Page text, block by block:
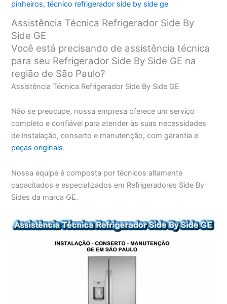
pinheiros,técnico refrigerador side by side ge
Assistência Técnica Refrigerador Side By
Side GE
Você está precisando de assistência técnica
para seu Refrigerador Side By Side GE na
região de São Paulo?
Assistência Técnica Refrigerador Side By Side GE
Não se preocupe, nossa empresa oferece um serviço
completo e confiável para atender às suas necessidades
de instalação, conserto e manutenção, com garantia e
peças originais.
Nossa equipe é composta por técnicos altamente
capacitados e especializados em Refrigeradores Side By
Sides da marca GE.